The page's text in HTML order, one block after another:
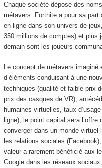
Chaque société dépose des
métavers. Fortnite a pour sa part
en ligne dans son univers de
350 millions de comptes) et plus
demain sont les joueurs
Le concept de métavers imaginé
d’éléments conduisant à une
techniques (qualité et faible prix
prix des casques de VR),
humaines virtuelles, taux
ligne), le point capital sera
converger dans un monde virtuel
les relations sociales
valeur a rarement bénéficié aux
Google dans les réseaux